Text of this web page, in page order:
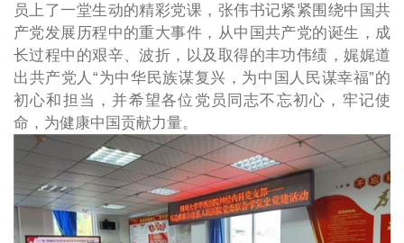
员上了一堂生动的精彩党课，张伟书记紧紧围绕中国共
产党发展历程中的重大事件，从中国共产党的诞生，成
长过程中的艰辛、波折，以及取得的丰功伟绩，娓娓道
出共产党人“为中华民族谋复兴，为中国人民谋幸福”的
初心和担当，并希望各位党员同志不忘初心，牢记使
命，为健康中国贡献力量。